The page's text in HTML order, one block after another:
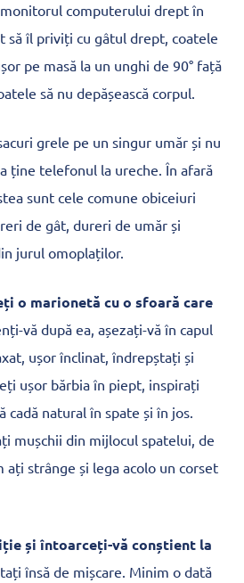
computerului drept în
să îl priviți cu gâtul drept, coatele
pe masă la un unghi de 90° față
să nu depășească corpul.
grele pe un singur umăr și nu
ține telefonul la ureche. În afară
sunt cele comune obiceiuri
de gât, dureri de umăr și
jurul omoplaților.
o marionetă cu o sfoară care
vă după ea, așezați-vă în capul
ușor înclinat, îndrepștați și
ușor bărbia în piept, inspirați
cadă natural în spate și în jos.
mușchii din mijlocul spatelui, de
ați strânge și lega acolo un corset
și întoarceți-vă conștient la
însă de mișcare. Minim o dată